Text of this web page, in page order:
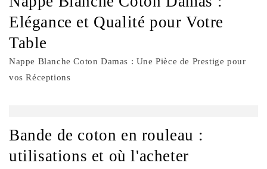
Elégance et Qualité pour Votre
Table
Nappe Blanche Coton Damas : Une Pièce de Prestige pour
vos Réceptions
Bande de coton en rouleau :
utilisations et où l'acheter